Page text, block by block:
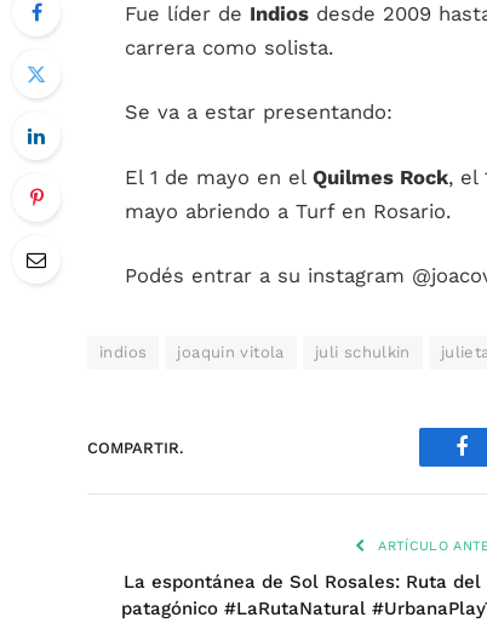
Fue líder de Indios desde 2009
carrera como solista.
Se va a estar presentando:
El 1 de mayo en el Quilmes Rock, el
mayo abriendo a Turf en Rosario.
Podés entrar a su instagram
indios joaquin vitola juli schulkin
COMPARTIR.
ARTÍCULO
La espontánea de Sol Rosales: Ruta del
patagónico #LaRutaNatural